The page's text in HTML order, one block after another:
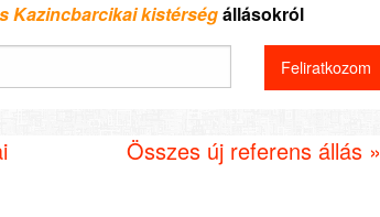
Kazincbarcikai kistérségállásokról
Összes új referens állás »